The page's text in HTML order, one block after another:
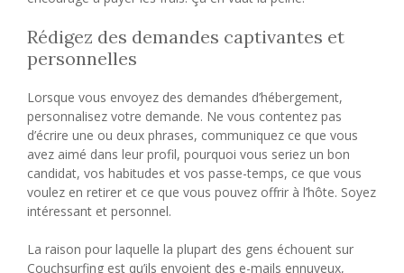
Rédigez des demandes captivantes et
personnelles
Lorsque vous envoyez des demandes d’hébergement,
personnalisez votre demande. Ne vous contentez pas
d’écrire une ou deux phrases, communiquez ce que vous
avez aimé dans leur profil, pourquoi vous seriez un bon
candidat, vos habitudes et vos passe-temps, ce que vous
voulez en retirer et ce que vous pouvez offrir à l’hôte. Soyez
intéressant et personnel.
La raison pour laquelle la plupart des gens échouent sur
Couchsurfing est qu’ils envoient des e-mails ennuyeux,